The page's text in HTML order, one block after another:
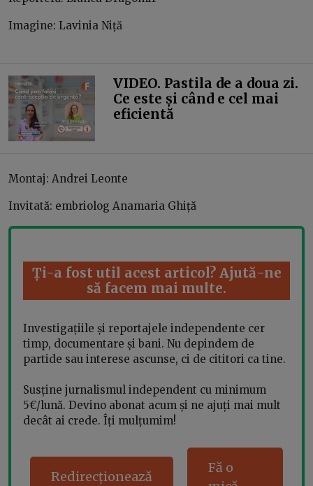
Imagine: Lavinia Niță
VIDEO. Pastila de a doua zi.
Ce este și când e cel mai
eficientă
Montaj: Andrei Leonte
Invitată: embriolog Anamaria Ghiță
Ți-a fost util acest articol? Ajută-ne
să facem mai multe.
Investigațiile și reportajele independente cer
timp, documentare și bani. Nu depindem de
partide sau interese ascunse, ci de cititori ca tine.
Susține jurnalismul independent cu minimum
5€/lună. Devino abonat acum și ne ajuți mai mult
decât ai crede. Îți mulțumim!
Redirecționează
Fă o